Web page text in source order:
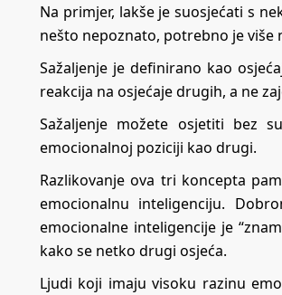
Na primjer, lakše je suosjećati s
nešto nepoznato, potrebno je više
Sažaljenje je definirano kao
reakcija na osjećaje drugih, a ne
Sažaljenje možete osjetiti bez
emocionalnoj poziciji kao drugi.
Razlikovanje ova tri koncepta
emocionalnu inteligenciju.
emocionalne inteligencije je
kako se netko drugi osjeća.
Ljudi koji imaju visoku razinu